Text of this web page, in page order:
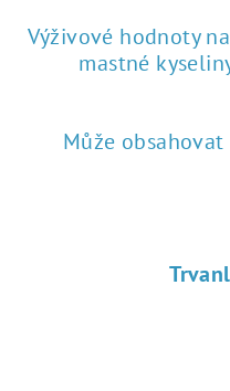
Výživové hodnoty
mastné
Může